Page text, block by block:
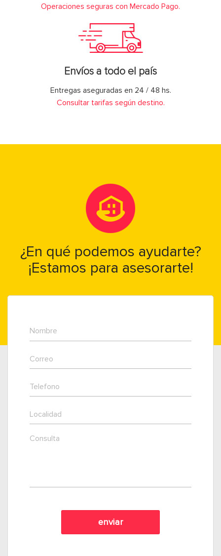
Operaciones seguras con Mercado Pago.
Envíos a todo el país
Entregas aseguradas en 24 / 48 hs.
Consultar tarifas según destino.
¿En qué podemos ayudarte?
¡Estamos para asesorarte!